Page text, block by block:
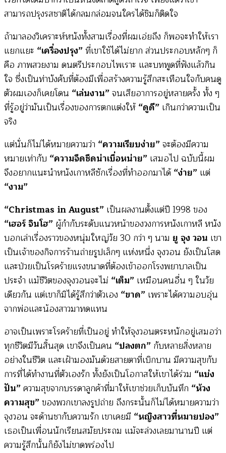
สามารถปรุงรสชาติได้กลมกล่อมจนใครได้ชิมก็ติดใจ
ถ้ามาลองวิเคราะห์หนังทั้งสามเรื่องที่ผมเอ่ยถึง ก็พอจะทำให้เรา
แยกแยะ “เครื่องปรุง”ที่เขาใช้ได้ไม่ยาก ส่วนประกอบหลักๆ ก็
คือ ภาพสวยงาม ดนตรีประกอบไพเราะ และบทพูดที่ฟังแล้วกิน
ใจ ซึ่งเป็นท่าบังคับที่ต้องมีเพื่อสร้างความรู้สึกสะเทือนใจกับคนดู
ตัวผมเองก็เคยโดน “เล่นงาน”จนเสียอาการอยู่หลายครั้ง ทั้ง ๆ
ที่รู้อยู่ว่ามันเป็นเรื่องของการตกแต่งให้“ดูดี” เกินกว่าความเป็น
จริง
แต่นั่นก็ไม่ได้หมายความว่า “ความเรียบง่าย”จะต้องมีความ
หมายเท่ากับ “ความจืดชืดน่าเบื่อหน่าย” เสมอไป ฉบับนี้ผม
จึงอยากแนะนำหนังเกาหลีซักเรื่องที่ทำออกมาได้“ง่าย” แต่
“งาม”
“Christmas in August” เป็นผลงานตั้งแต่ปี 1998 ของ
“เฮอร์ จินโฮ” ผู้กำกับระดับแนวหน้าของวงการหนังเกาหลี หนัง
บอกเล่าเรื่องราวของหนุ่มใหญ่วัย 30 กว่า ๆ นาม ยู จุง วอน เขา
เป็นเจ้าของกิจการร้านถ่ายรูปเล็กๆ แห่งหนึ่ง จุงวอน ยังเป็นโสด
และป่วยเป็นโรคร้ายแรงขนาดที่ต้องเข้าออกโรงพยาบาลเป็น
ประจำ แม้ชีวิตของจุงวอนจะไม่ “เต็ม” เหมือนคนอื่น ๆ ในวัย
เดียวกัน แต่เขาก็มิได้รู้สึกว่าตัวเอง “ขาด” เพราะได้ความอบอุ่น
จากพ่อและน้องสาวมาทดแทน
อาจเป็นเพราะโรคร้ายที่เป็นอยู่ ทำให้จุงวอนตระหนักอยู่เสมอว่า
ทุกชีวิตมีวันสิ้นสุด เขาจึงเป็นคน “ปลงตก” กับหลายสิ่งหลาย
อย่างในชีวิต และเฝ้ามองมันด้วยสายตาที่เบิกบาน มีความสุขกับ
การที่ได้ทำงานที่ตัวเองรัก ทั้งยังเป็นโอกาสให้เขาได้ร่วม “แบ่ง
ปัน”ความสุขจากบรรดาลูกค้าที่มาให้เขาช่วยเก็บบันทึก “ห้วง
ความสุข”ของพวกเขาลงรูปถ่าย ถึงกระนั้นก็ไม่ได้หมายความว่า
จุงวอน จะด้านชากับความรัก เขาเคยมี “หญิงสาวที่หมายปอง”
เธอเป็นเพื่อนนักเรียนสมัยประถม แม้จะล่วงเลยมานานปี แต่
ความรู้สึกนั้นก็ยังไม่ขาดพร่องไป